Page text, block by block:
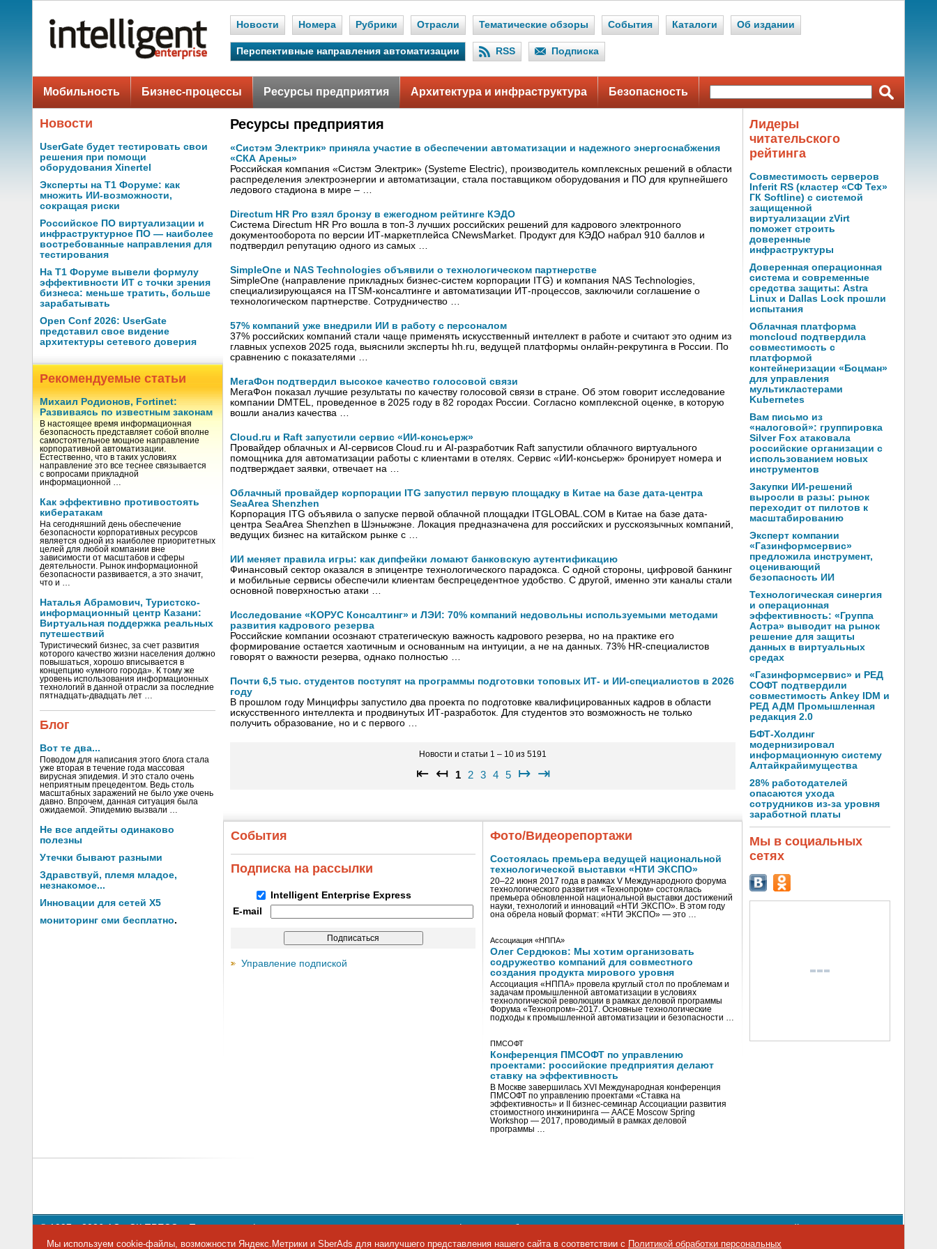
Новости Номера Рубрики Отрасли Тематические обзоры События Каталоги Об издании
Перспективные направления автоматизации RSS Подписка
Мобильность Бизнес-процессы Ресурсы предприятия Архитектура и инфраструктура Безопасность
Новости
UserGate будет тестировать свои
решения при помощи
оборудования Xinertel
Эксперты на Т1 Форуме: как
множить ИИ-возможности,
сокращая риски
Российское ПО виртуализации и
инфраструктурное ПО — наиболее
востребованные направления для
тестирования
На Т1 Форуме вывели формулу
эффективности ИТ с точки зрения
бизнеса: меньше тратить, больше
зарабатывать
Open Conf 2026: UserGate
представил свое видение
архитектуры сетевого доверия
Рекомендуемые статьи
Михаил Родионов, Fortinet:
Развиваясь по известным законам
В настоящее время информационная
безопасность представляет собой вполне
самостоятельное мощное направление
корпоративной автоматизации.
Естественно, что в таких условиях
направление это все теснее связывается
с вопросами прикладной
информационной …
Как эффективно противостоять
кибератакам
На сегодняшний день обеспечение
безопасности корпоративных ресурсов
является одной из наиболее приоритетных
целей для любой компании вне
зависимости от масштабов и сферы
деятельности. Рынок информационной
безопасности развивается, а это значит,
что и …
Наталья Абрамович, Туристско-
информационный центр Казани:
Виртуальная поддержка реальных
путешествий
Туристический бизнес, за счет развития
которого качество жизни населения должно
повышаться, хорошо вписывается в
концепцию «умного города». К тому же
уровень использования информационных
технологий в данной отрасли за последние
пятнадцать-двадцать лет …
Блог
Вот те два...
Поводом для написания этого блога стала
уже вторая в течение года массовая
вирусная эпидемия. И это стало очень
неприятным прецедентом. Ведь столь
масштабных заражений не было уже очень
давно. Впрочем, данная ситуация была
ожидаемой. Эпидемию вызвали …
Не все апдейты одинаково
полезны
Утечки бывают разными
Здравствуй, племя младое,
незнакомое...
Инновации для сетей X5
мониторинг сми бесплатно.
Ресурсы предприятия
«Систэм Электрик» приняла участие в обеспечении автоматизации и надежного энергоснабжения
«СКА Арены»
Российская компания «Систэм Электрик» (Systeme Electric), производитель комплексных решений в области
распределения электроэнергии и автоматизации, стала поставщиком оборудования и ПО для крупнейшего
ледового стадиона в мире – …
Directum HR Pro взял бронзу в ежегодном рейтинге КЭДО
Система Directum HR Pro вошла в топ-3 лучших российских решений для кадрового электронного
документооборота по версии ИТ-маркетплейса CNewsMarket. Продукт для КЭДО набрал 910 баллов и
подтвердил репутацию одного из самых …
SimpleOne и NAS Technologies объявили о технологическом партнерстве
SimpleOne (направление прикладных бизнес-систем корпорации ITG) и компания NAS Technologies,
специализирующаяся на ITSM-консалтинге и автоматизации ИТ-процессов, заключили соглашение о
технологическом партнерстве. Сотрудничество …
57% компаний уже внедрили ИИ в работу с персоналом
37% российских компаний стали чаще применять искусственный интеллект в работе и считают это одним из
главных успехов 2025 года, выяснили эксперты hh.ru, ведущей платформы онлайн-рекрутинга в России. По
сравнению с показателями …
МегаФон подтвердил высокое качество голосовой связи
МегаФон показал лучшие результаты по качеству голосовой связи в стране. Об этом говорит исследование
компании DMTEL, проведенное в 2025 году в 82 городах России. Согласно комплексной оценке, в которую
вошли анализ качества …
Cloud.ru и Raft запустили сервис «ИИ-консьерж»
Провайдер облачных и AI-сервисов Cloud.ru и AI-разработчик Raft запустили облачного виртуального
помощника для автоматизации работы с клиентами в отелях. Сервис «ИИ-консьерж» бронирует номера и
подтверждает заявки, отвечает на …
Облачный провайдер корпорации ITG запустил первую площадку в Китае на базе дата-центра
SeaArea Shenzhen
Корпорация ITG объявила о запуске первой облачной площадки ITGLOBAL.COM в Китае на базе дата-
центра SeaArea Shenzhen в Шэньчжэне. Локация предназначена для российских и русскоязычных компаний,
ведущих бизнес на китайском рынке с …
ИИ меняет правила игры: как дипфейки ломают банковскую аутентификацию
Финансовый сектор оказался в эпицентре технологического парадокса. С одной стороны, цифровой банкинг
и мобильные сервисы обеспечили клиентам беспрецедентное удобство. С другой, именно эти каналы стали
основной поверхностью атаки …
Исследование «КОРУС Консалтинг» и ЛЭИ: 70% компаний недовольны используемыми методами
развития кадрового резерва
Российские компании осознают стратегическую важность кадрового резерва, но на практике его
формирование остается хаотичным и основанным на интуиции, а не на данных. 73% HR-специалистов
говорят о важности резерва, однако полностью …
Почти 6,5 тыс. студентов поступят на программы подготовки топовых ИТ- и ИИ-специалистов в 2026
году
В прошлом году Минцифры запустило два проекта по подготовке квалифицированных кадров в области
искусственного интеллекта и продвинутых ИТ-разработок. Для студентов это возможность не только
получить образование, но и с первого …
Новости и статьи 1 – 10 из 5191
⇤ ↤ 1 2 3 4 5 ↦ ⇥
События
Подписка на рассылки
Intelligent Enterprise Express
E-mail
Управление подпиской
Фото/Видеорепортажи
Состоялась премьера ведущей национальной
технологической выставки «НТИ ЭКСПО»
20–22 июня 2017 года в рамках V Международного форума
технологического развития «Технопром» состоялась
премьера обновленной национальной выставки достижений
науки, технологий и инноваций «НТИ ЭКСПО». В этом году
она обрела новый формат: «НТИ ЭКСПО» — это …
Ассоциация «НППА»
Олег Сердюков: Мы хотим организовать
содружество компаний для совместного
создания продукта мирового уровня
Ассоциация «НППА» провела круглый стол по проблемам и
задачам промышленной автоматизации в условиях
технологической революции в рамках деловой программы
Форума «Технопром»-2017. Основные технологические
подходы к промышленной автоматизации и безопасности …
ПМСОФТ
Конференция ПМСОФТ по управлению
проектами: российские предприятия делают
ставку на эффективность
В Москве завершилась XVI Международная конференция
ПМСОФТ по управлению проектами «Ставка на
эффективность» и II бизнес-семинар Ассоциации развития
стоимостного инжиниринга — AACE Moscow Spring
Workshop — 2017, проводимый в рамках деловой
программы …
Лидеры
читательского
рейтинга
Совместимость серверов
Inferit RS (кластер «СФ Тех»
ГК Softline) с системой
защищенной
виртуализации zVirt
поможет строить
доверенные
инфраструктуры
Доверенная операционная
система и современные
средства защиты: Astra
Linux и Dallas Lock прошли
испытания
Облачная платформа
moncloud подтвердила
совместимость с
платформой
контейнеризации «Боцман»
для управления
мультикластерами
Kubernetes
Вам письмо из
«налоговой»: группировка
Silver Fox атаковала
российские организации с
использованием новых
инструментов
Закупки ИИ-решений
выросли в разы: рынок
переходит от пилотов к
масштабированию
Эксперт компании
«Газинформсервис»
предложила инструмент,
оценивающий
безопасность ИИ
Технологическая синергия
и операционная
эффективность: «Группа
Астра» выводит на рынок
решение для защиты
данных в виртуальных
средах
«Газинформсервис» и РЕД
СОФТ подтвердили
совместимость Ankey IDM и
РЕД АДМ Промышленная
редакция 2.0
БФТ-Холдинг
модернизировал
информационную систему
Алтайкрайимущества
28% работодателей
опасаются ухода
сотрудников из-за уровня
заработной платы
Мы в социальных
сетях
© 1997—2026 АО «СК ПРЕСС».Политика конфиденциальности персональных данных,информация об авторских правах и порядке использования материалов сайта
109147 г. Москва, ул. Марксистская, 34, строение 10. Телефон: +7 495 974-22-60. Факс: +7 495 974-22-63. E-mail:
siteeditor@iemag.ru
Мы используем cookie-файлы, возможности Яндекс.Метрики и SberAds для наилучшего представления нашего сайта в соответствии с Политикой обработки персональных